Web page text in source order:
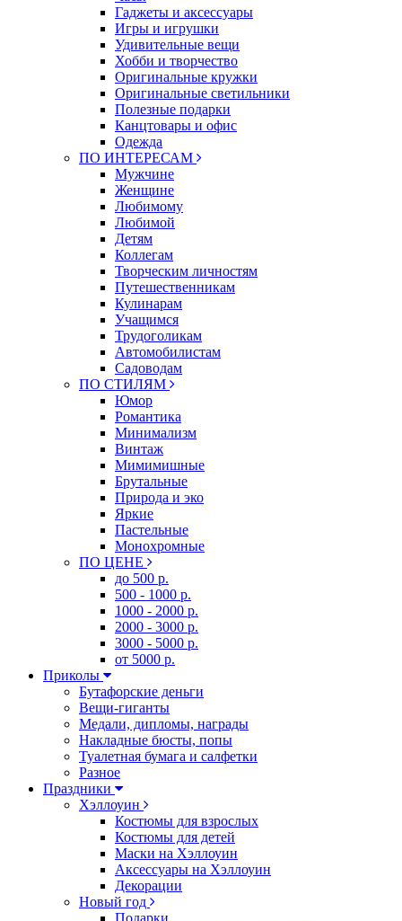
Гаджеты и аксессуары
Игры и игрушки
Удивительные вещи
Хобби и творчество
Оригинальные кружки
Оригинальные светильники
Полезные подарки
Канцтовары и офис
Одежда
ПО ИНТЕРЕСАМ
Мужчине
Женщине
Любимому
Любимой
Детям
Коллегам
Творческим личностям
Путешественникам
Кулинарам
Учащимся
Трудоголикам
Автомобилистам
Садоводам
ПО СТИЛЯМ
Юмор
Романтика
Минимализм
Винтаж
Мимимишные
Брутальные
Природа и эко
Яркие
Пастельные
Монохромные
ПО ЦЕНЕ
до 500 р.
500 - 1000 р.
1000 - 2000 р.
2000 - 3000 р.
3000 - 5000 р.
от 5000 р.
Приколы
Бутафорские деньги
Вещи-гиганты
Медали, дипломы, награды
Накладные бюсты, попы
Туалетная бумага и салфетки
Разное
Праздники
Хэллоуин
Костюмы для взрослых
Костюмы для детей
Маски на Хэллоуин
Аксессуары на Хэллоуин
Декорации
Новый год
Подарки